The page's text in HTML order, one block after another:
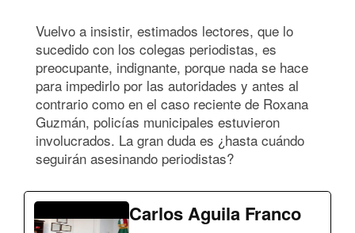
Vuelvo a insistir, estimados lectores, que lo
sucedido con los colegas periodistas, es
preocupante, indignante, porque nada se hace
para impedirlo por las autoridades y antes al
contrario como en el caso reciente de Roxana
Guzmán, policías municipales estuvieron
involucrados. La gran duda es ¿hasta cuándo
seguirán asesinando periodistas?
Carlos Aguila Franco